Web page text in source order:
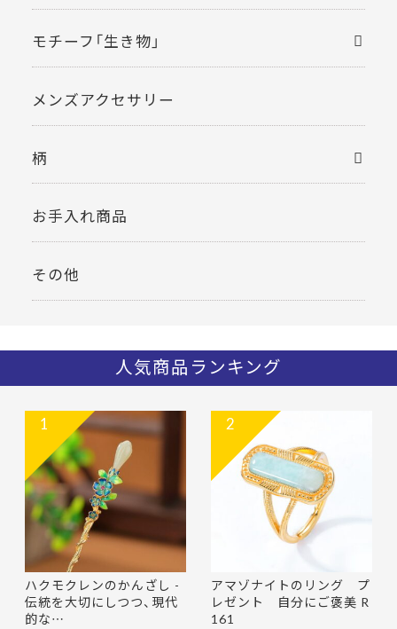
モチーフ「生き物」
メンズアクセサリー
柄
お手入れ商品
その他
人気商品ランキング
ハクモクレンのかんざし -
伝統を大切にしつつ、現代
的な…
1
アマゾナイトのリング プ
レゼント 自分にご褒美 R
161
2